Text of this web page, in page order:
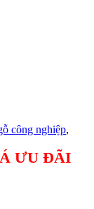
công nghiệp,
ƯU ĐÃI